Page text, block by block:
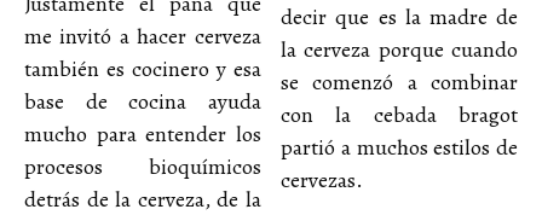
me invitó a hacer cerveza
también es cocinero y esa
base de cocina ayuda
mucho para entender los
procesos bioquímicos
detrás de la cerveza, de la
decir que es la madre de
la cerveza porque cuando
se comenzó a combinar
con la cebada bragot
partió a muchos estilos de
cervezas.